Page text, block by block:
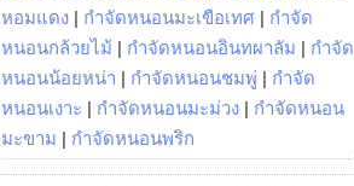
หอมแดง | กำจัดหนอนมะเขือเทศ | กำจัด
หนอนกล้วยไม้ | กำจัดหนอนอินทผาลัม | กำจัด
หนอนน้อยหน่า | กำจัดหนอนชมพู่ | กำจัด
หนอนเงาะ | กำจัดหนอนมะม่วง | กำจัดหนอน
มะขาม | กำจัดหนอนพริก